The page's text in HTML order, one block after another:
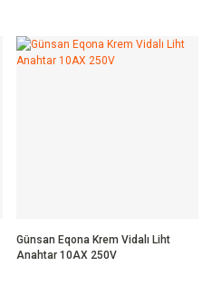
Günsan Eqona Krem Vidalı Liht
Anahtar 10AX 250V